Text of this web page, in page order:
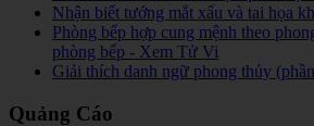
Nhận biết tướng mắt xấu và tai họa
Phòng bếp hợp cung mệnh theo
phòng bếp - Xem Tử Vi
Giải thích danh ngữ phong thủy
Quảng Cáo